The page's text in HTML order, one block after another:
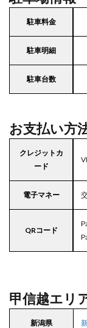
駐車料金
駐車明細
駐車台数
お支払い方
クレジットカ
ード
電子マネー
QRコード
甲信越エリ
新潟県